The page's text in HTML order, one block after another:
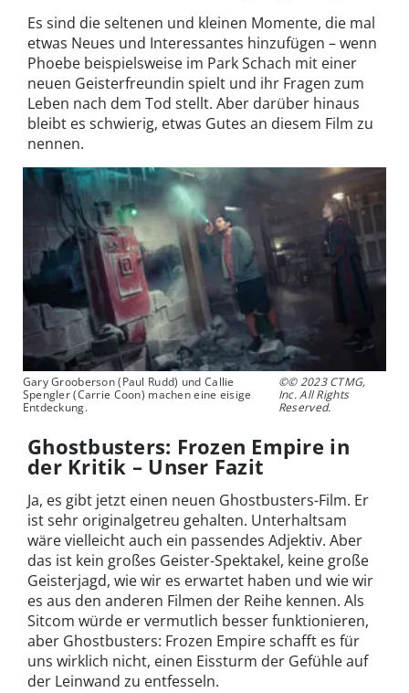
Es sind die seltenen und kleinen Momente, die mal
etwas Neues und Interessantes hinzufügen – wenn
Phoebe beispielsweise im Park Schach mit einer
neuen Geisterfreundin spielt und ihr Fragen zum
Leben nach dem Tod stellt. Aber darüber hinaus
bleibt es schwierig, etwas Gutes an diesem Film zu
nennen.
Gary Grooberson (Paul Rudd) und Callie
Spengler (Carrie Coon) machen eine eisige
Entdeckung.
©© 2023 CTMG,
Inc. All Rights
Reserved.
Ghostbusters: Frozen Empire in
der Kritik – Unser Fazit
Ja, es gibt jetzt einen neuen Ghostbusters-Film. Er
ist sehr originalgetreu gehalten. Unterhaltsam
wäre vielleicht auch ein passendes Adjektiv. Aber
das ist kein großes Geister-Spektakel, keine große
Geisterjagd, wie wir es erwartet haben und wie wir
es aus den anderen Filmen der Reihe kennen. Als
Sitcom würde er vermutlich besser funktionieren,
aber Ghostbusters: Frozen Empire schafft es für
uns wirklich nicht, einen Eissturm der Gefühle auf
der Leinwand zu entfesseln.